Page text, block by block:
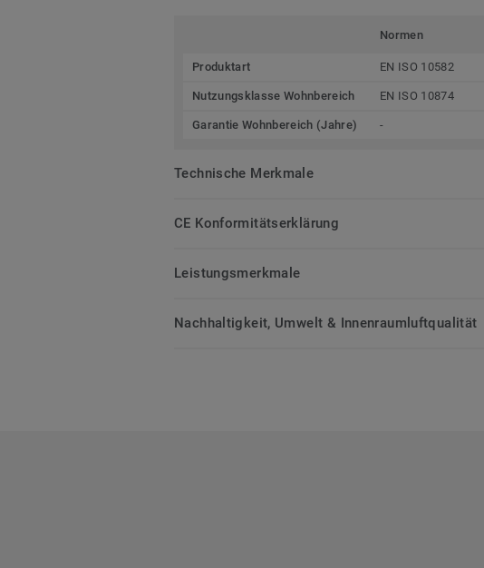
Normen
Produktart EN ISO 10582
Nutzungsklasse Wohnbereich EN ISO 10874
Garantie Wohnbereich (Jahre) -
Technische Merkmale
CE Konformitätserklärung
Leistungsmerkmale
Nachhaltigkeit, Umwelt & Innenraumluftqualität